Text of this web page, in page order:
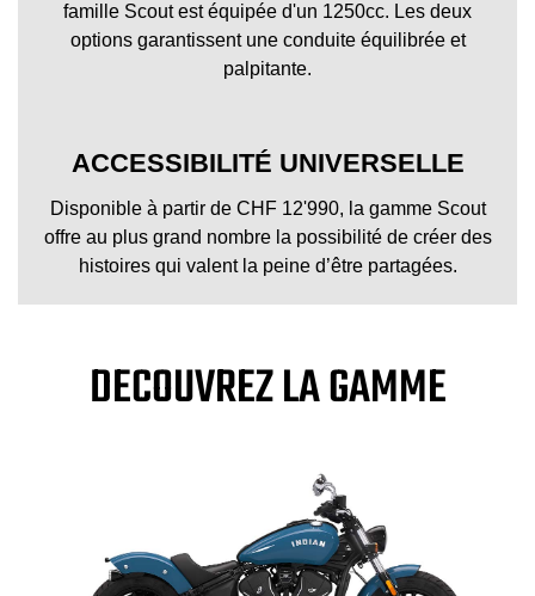
famille Scout est équipée d'un 1250cc. Les deux
options garantissent une conduite équilibrée et
palpitante.
ACCESSIBILITÉ UNIVERSELLE
Disponible à partir de CHF 12'990, la gamme Scout
offre au plus grand nombre la possibilité de créer des
histoires qui valent la peine d’être partagées.
DECOUVREZ LA GAMME